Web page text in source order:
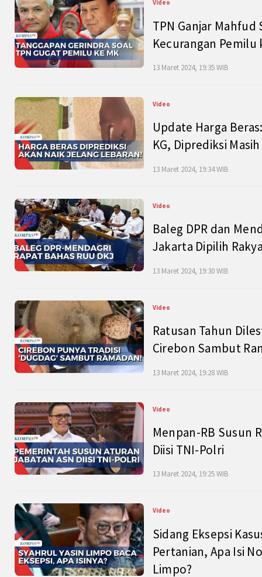
Video
TPN Ganjar Mahfud
Kecurangan Pemilu
13 Maret 2024, 19:35 WIB
Video
Update Harga
KG, Diprediksi
13 Maret 2024, 19:34 WIB
Video
Baleg DPR dan
Jakarta Dipilih
13 Maret 2024, 19:30 WIB
Video
Ratusan Tahun
Cirebon Sambut
13 Maret 2024, 19:28 WIB
Video
Menpan-RB Susun
Diisi TNI-Polri
13 Maret 2024, 19:25 WIB
Video
Sidang Eksepsi
Pertanian, Apa Isi
Limpo?